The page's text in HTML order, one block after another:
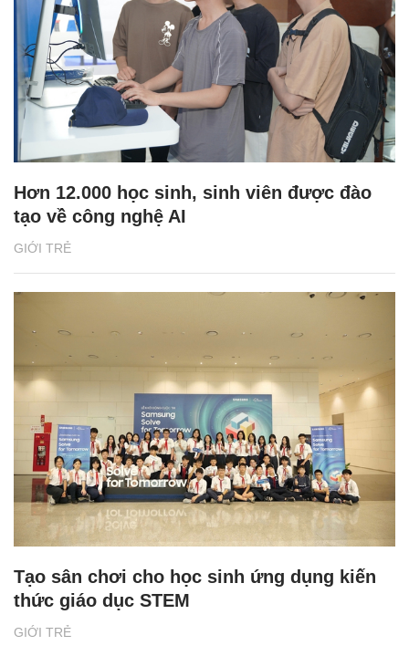
GIỚI TRẺ
Hơn 12.000 học sinh, sinh viên được đào
tạo về công nghệ AI
GIỚI TRẺ
Tạo sân chơi cho học sinh ứng dụng kiến
thức giáo dục STEM